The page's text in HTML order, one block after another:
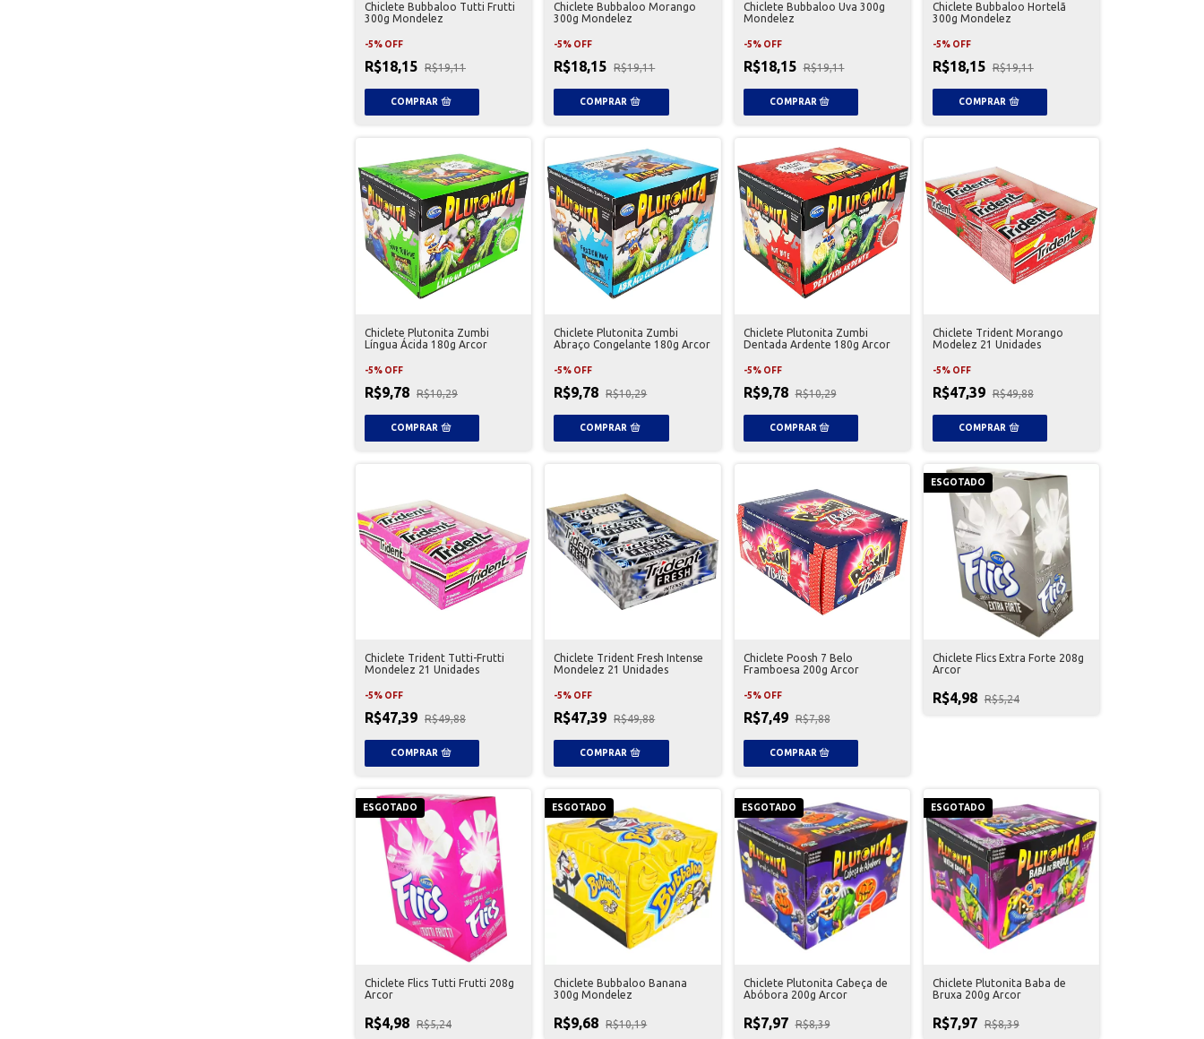
Chiclete Bubbaloo Tutti Frutti
300g Mondelez
-5% OFF
R$18,15 R$19,11
Chiclete Bubbaloo Morango
300g Mondelez
-5% OFF
R$18,15 R$19,11
Chiclete Bubbaloo Uva 300g
Mondelez
-5% OFF
R$18,15 R$19,11
Chiclete Bubbaloo Hortelã
300g Mondelez
-5% OFF
R$18,15 R$19,11
Chiclete Plutonita Zumbi
Língua Ácida 180g Arcor
-5% OFF
R$9,78 R$10,29
Chiclete Plutonita Zumbi
Abraço Congelante 180g Arcor
-5% OFF
R$9,78 R$10,29
Chiclete Plutonita Zumbi
Dentada Ardente 180g Arcor
-5% OFF
R$9,78 R$10,29
Chiclete Trident Morango
Modelez 21 Unidades
-5% OFF
R$47,39 R$49,88
Chiclete Trident Tutti-Frutti
Mondelez 21 Unidades
-5% OFF
R$47,39 R$49,88
Chiclete Trident Fresh Intense
Mondelez 21 Unidades
-5% OFF
R$47,39 R$49,88
Chiclete Poosh 7 Belo
Framboesa 200g Arcor
-5% OFF
R$7,49 R$7,88
ESGOTADO
Chiclete Flics Extra Forte 208g
Arcor
R$4,98 R$5,24
ESGOTADO
Chiclete Flics Tutti Frutti 208g
Arcor
R$4,98 R$5,24
ESGOTADO
Chiclete Bubbaloo Banana
300g Mondelez
R$9,68 R$10,19
ESGOTADO
Chiclete Plutonita Cabeça de
Abóbora 200g Arcor
R$7,97 R$8,39
ESGOTADO
Chiclete Plutonita Baba de
Bruxa 200g Arcor
R$7,97 R$8,39